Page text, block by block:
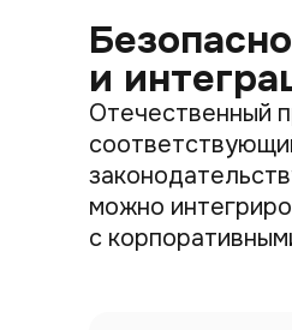
и
Отечественный
можно
с